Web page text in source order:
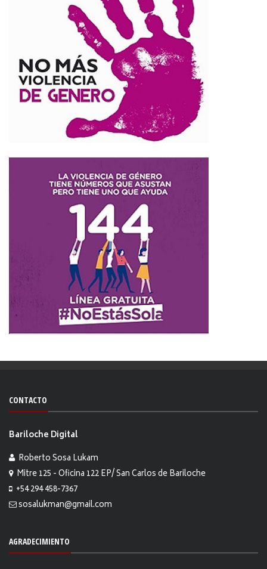
CONTACTO
Bariloche Digital
Roberto Sosa Lukam
Mitre 125 - Oficina 122 EP/ San Carlos de Bariloche
+54 294 458-7367
sosalukman@gmail.com
AGRADECIMIENTO